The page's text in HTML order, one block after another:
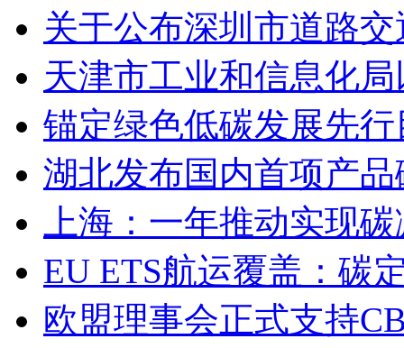
关于公布深圳市道路
天津市工业和信息化
锚定绿色低碳发展先
湖北发布国内首项产
上海：一年推动实现
EU ETS航运覆盖：碳
欧盟理事会正式支持